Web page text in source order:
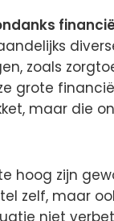
zoals
grote
maar die
hoog zijn
zelf, maar
niet